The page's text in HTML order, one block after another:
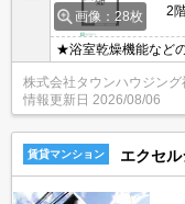
画像：28枚
2
★浴室乾燥機能など
株式会社タウンハウジング
情報更新日 2026/08/06
賃貸マンション エクセ